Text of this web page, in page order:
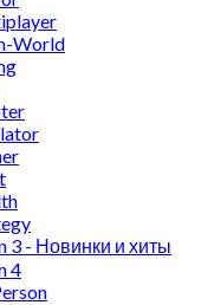
World
3 - Новинки и хиты
4